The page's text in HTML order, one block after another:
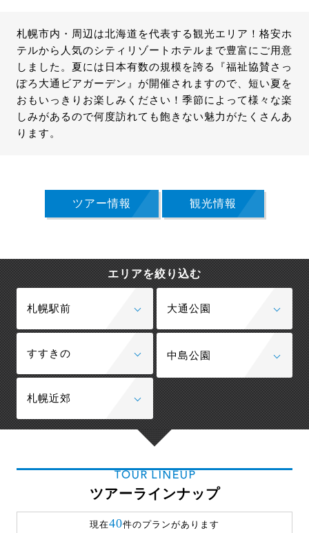
札幌市内・周辺は北海道を代表する観光エリア！格安ホ
テルから人気のシティリゾートホテルまで豊富にご用意
しました。夏には日本有数の規模を誇る『福祉協賛さっ
ぽろ大通ビアガーデン』が開催されますので、短い夏を
おもいっきりお楽しみください！季節によって様々な楽
しみがあるので何度訪れても飽きない魅力がたくさんあ
ります。
ツアー情報 観光情報
エリアを絞り込む
札幌駅前 大通公園
すすきの 中島公園
札幌近郊
TOUR LINEUP
ツアーラインナップ
現在40件のプランがあります